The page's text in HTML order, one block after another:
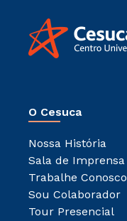
O Cesuca
Nossa História
Sala de Imprensa
Trabalhe Conosco
Sou Colaborador
Tour Presencial